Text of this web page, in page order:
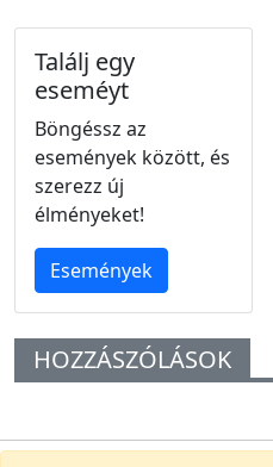
Találj egy
eseméyt
Böngéssz az
események között, és
szerezz új
élményeket!
Események
HOZZÁSZÓLÁSOK